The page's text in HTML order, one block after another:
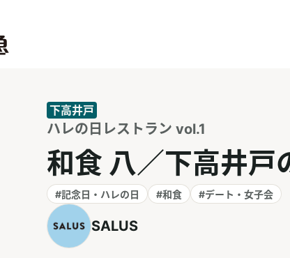
下高井戸
ハレの日レストラン vol.1
和食 八／下高井戸
#記念日・ハレの日 #和食 #デート・女子会
SALUS